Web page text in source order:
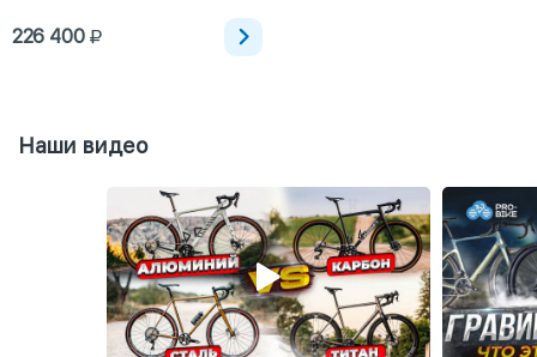
226 400
Наши видео